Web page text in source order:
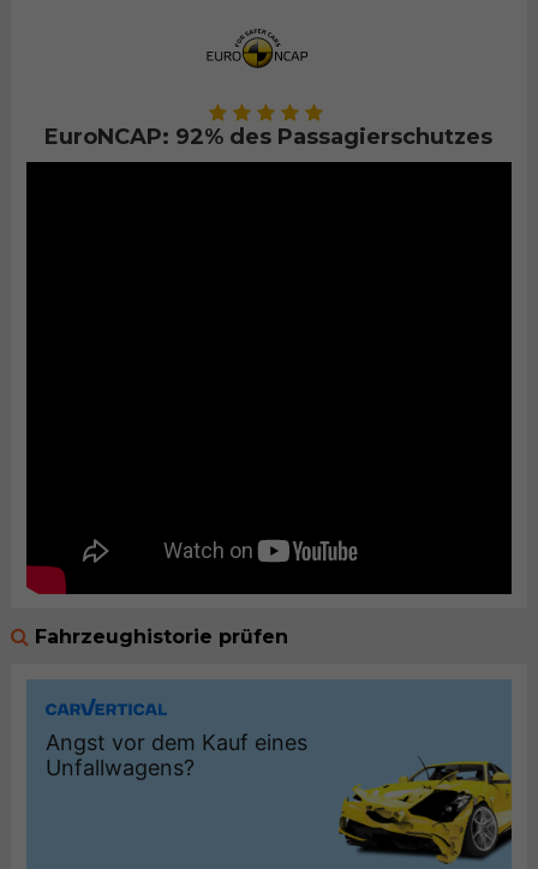
EuroNCAP: 92% des Passagierschutzes
Fahrzeughistorie prüfen